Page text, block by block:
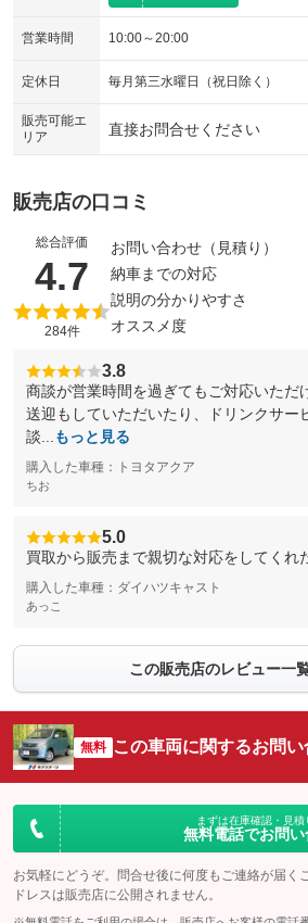
営業時間 10:00～20:00
定休日 毎月第三水曜日（祝日除く）
販売可能エ
リア
直接お問合せください
販売店の口コミ
総合評価
4.7 （5点満点中
284件
お問い合わせ（見積り）
納車までの対応
説明の分かりやすさ
オススメ度
3.8
商談が営業時間を過ぎてもご対応いただ
送迎もしていただいたり、ドリンクサー
談...
もっと見る
購入した車種：トヨタアクア
ちお
5.0
買取から販売まで親切な対応をしてくれ
購入した車種：ダイハツキャスト
あっこ
この販売店のレビュー一
無料 この車両に関するお問
まずは在庫確認・見積
無料電話でお問
お気軽にどうぞ。問合せ後に何度もご連絡が届く
ドレスは販売店に公開されません。